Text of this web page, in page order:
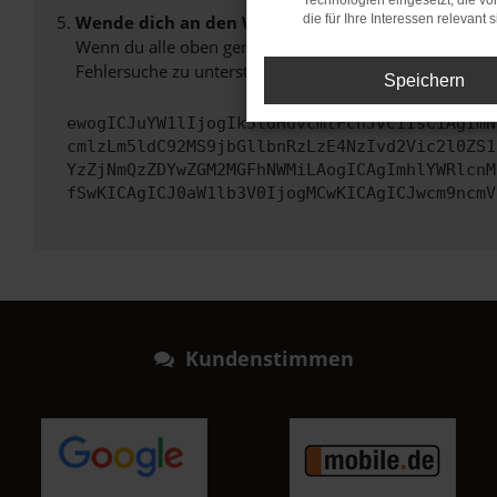
Wende dich an den Webseitenbetreiber.
Wenn du alle oben genannten Schritte versucht hast,
Fehlersuche zu unterstützen:
Kundenstimmen
die für Ihre Interessen relevant
Speichern